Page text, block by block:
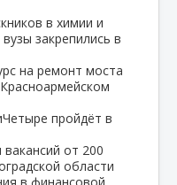
в химии и
закрепились в
на ремонт моста
пройдёт в
от 200
области